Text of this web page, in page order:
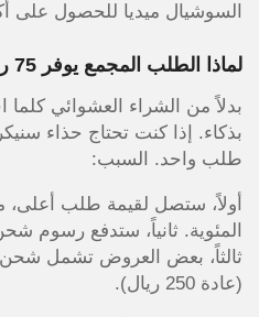
السوشيال ميديا للحصول على
لماذا الطلب المجمع يوفر 75 ريال إضافية؟
بدلاً من الشراء العشوائي
بذكاء. إذا كنت تحتاج حذاء
طلب واحد. السبب:
أولاً، ستصل لقيمة طلب أعلى،
المئوية. ثانياً، ستدفع رسوم
ثالثاً، بعض العروض تشمل
(عادة 250 ريال).